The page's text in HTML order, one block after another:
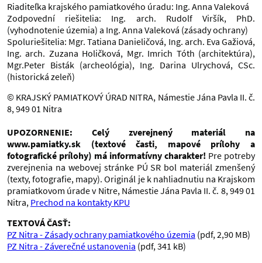
Riaditeľka krajského pamiatkového úradu: Ing. Anna Valeková
Zodpovední riešitelia: Ing. arch. Rudolf Viršík, PhD.
(vyhodnotenie územia) a Ing. Anna Valeková (zásady ochrany)
Spoluriešitelia: Mgr. Tatiana Danieličová, Ing. arch. Eva Gažiová,
Ing. arch. Zuzana Holičková, Mgr. Imrich Tóth (architektúra),
Mgr.Peter Bisták (archeológia), Ing. Darina Ulrychová, CSc.
(historická zeleň)
© KRAJSKÝ PAMIATKOVÝ ÚRAD NITRA, Námestie Jána Pavla II. č.
8, 949 01 Nitra
UPOZORNENIE: Celý zverejnený materiál na
www.pamiatky.sk (textové časti, mapové prílohy a
fotografické prílohy) má informatívny charakter! Pre potreby
zverejnenia na webovej stránke PÚ SR bol materiál zmenšený
(texty, fotografie, mapy). Originál je k nahliadnutiu na Krajskom
pramiatkovom úrade v Nitre, Námestie Jána Pavla II. č. 8, 949 01
Nitra, Prechod na kontakty KPU
TEXTOVÁ ČASŤ:
PZ Nitra - Zásady ochrany pamiatkového územia (pdf, 2,90 MB)
PZ Nitra - Záverečné ustanovenia (pdf, 341 kB)